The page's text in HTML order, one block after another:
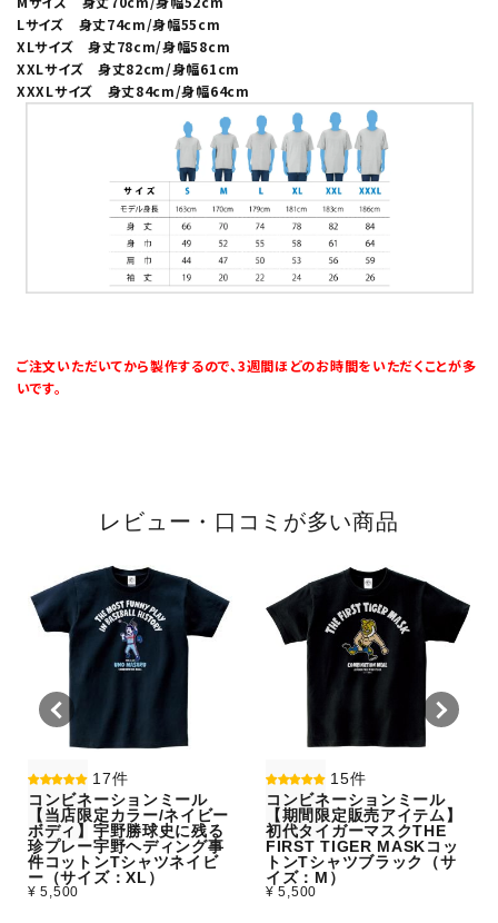
Lサイズ 身丈74cm/身幅55cm
XLサイズ 身丈78cm/身幅58cm
XXLサイズ 身丈82cm/身幅61cm
XXXLサイズ 身丈84cm/身幅64cm
ご注文いただいてから製作するので、3週間ほどのお時間をいただくことが多
いです。
レビュー・口コミが多い商品
17件
コンビネーションミール
【当店限定カラー/ネイビー
ボディ】宇野勝球史に残る
珍プレー宇野ヘディング事
件コットンTシャツネイビ
ー（サイズ：XL）
¥ 5,500
15件
コンビネーションミール
【期間限定販売アイテム】
初代タイガーマスクTHE
FIRST TIGER MASKコッ
トンTシャツブラック（サ
イズ：M）
¥ 5,500